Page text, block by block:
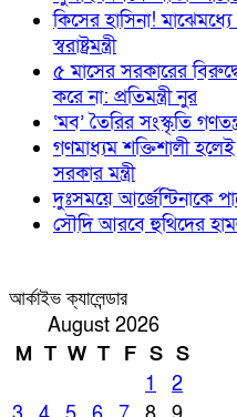
কিসের হাসিনা!
স্বরাষ্ট্রমন্ত্রী
৫ মাসের সরকারের
করে না: প্রতিমন্ত্রী নুর
‘মব’ তৈরির সংস্কৃতি
গণমাধ্যম শক্তিশালী হলেই
সরকার মন্ত্রী
দুঃসময়ে আর্জেন্টিনাকে
সৌদি আরবে হুথিদের
আর্কাইভ ক্যালেন্ডার
August 2026
M T W T F S S
1
2